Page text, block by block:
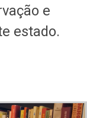
e
estado.